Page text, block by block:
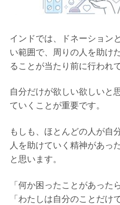
インドでは、ドネーション
い範囲で、周りの人を助け
ることが当たり前に行われ
自分だけが欲しい欲しいと
ていくことが重要です。
もしも、ほとんどの人が自
人を助けていく精神があっ
と思います。
「何か困ったことがあった
「わたしは自分のことだけ